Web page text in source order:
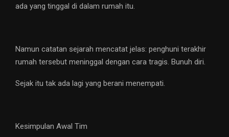
ada yang tinggal di dalam rumah itu.
Namun catatan sejarah mencatat jelas: penghuni terakhir
rumah tersebut meninggal dengan cara tragis. Bunuh diri.
Sejak itu tak ada lagi yang berani menempati.
Kesimpulan Awal Tim